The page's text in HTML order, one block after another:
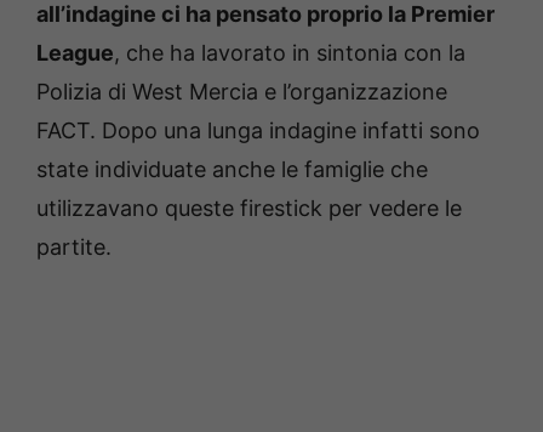
all’indagine ci ha pensato proprio la Premier
League, che ha lavorato in sintonia con la
Polizia di West Mercia e l’organizzazione
FACT. Dopo una lunga indagine infatti sono
state individuate anche le famiglie che
utilizzavano queste firestick per vedere le
partite.